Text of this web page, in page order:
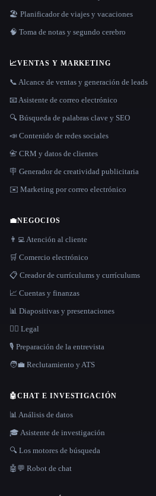
🏖 Planificador de viajes y vacaciones
🧠 Toma de notas y segundo cerebro
📈VENTAS Y MARKETING
📞 Alcance de ventas y generación de leads
📧 Asistente de correo electrónico
🔍 Búsqueda de palabras clave y SEO
📣 Contenido de redes sociales
📇 CRM y datos de clientes
🪧 Generador de creatividad publicitaria
✉️ Marketing por correo electrónico
💼NEGOCIOS
👨‍💻 Atención al cliente
🛒 Comercio electrónico
📋 Creador de currículums y currículums
📈 Cuentas y finanzas
📊 Diapositivas y presentaciones
👩‍⚖️ Legal
🎙️ Preparación de la entrevista
🧑‍💼 Reclutamiento y ATS
🤖CHAT E INVESTIGACIÓN
📊 Análisis de datos
🎓 Asistente de investigación
🔍 Los motores de búsqueda
🤖💬 Robot de chat